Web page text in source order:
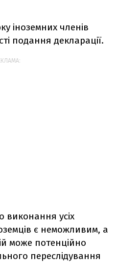
іноземних членів
подання декларації.
усіх
є неможливим, а
може потенційно
переслідування